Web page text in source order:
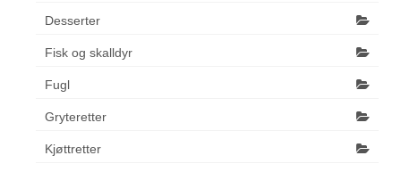
Desserter
Fisk og skalldyr
Fugl
Gryteretter
Kjøttretter